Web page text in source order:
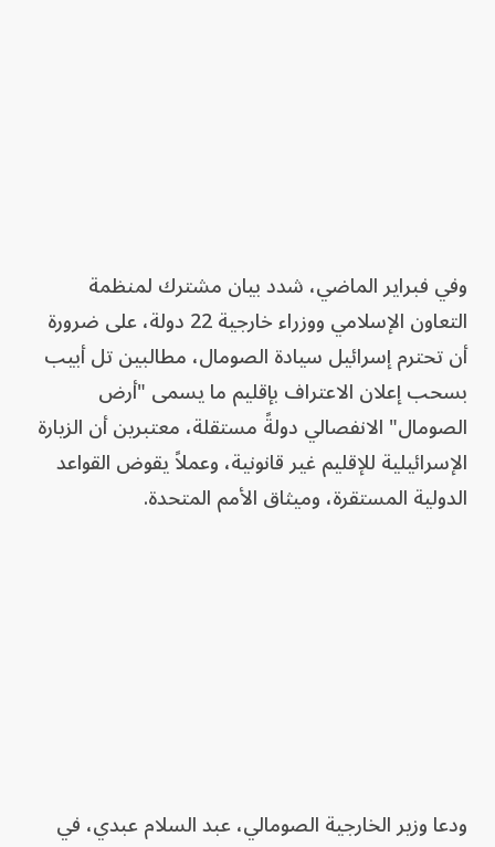
وفي فبراير الماضي، شدد بيان مشترك لمنظمة
التعاون الإسلامي ووزراء خارجية 22 دولة، على ضرورة
أن تحترم إسرائيل سيادة الصومال، مطالبين تل أبيب
بسحب إعلان الاعتراف بإقليم ما يسمى "أرض
الصومال" الانفصالي دولةً مستقلة، معتبرين أن الزيارة
الإسرائيلية للإقليم غير قانونية، وعملاً يقوض القواعد
الدولية المستقرة، وميثاق الأمم المتحدة.
ودعا وزير الخارجية الصومالي، عبد السلام عبدي، في